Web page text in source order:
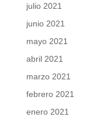
julio 2021
junio 2021
mayo 2021
abril 2021
marzo 2021
febrero 2021
enero 2021